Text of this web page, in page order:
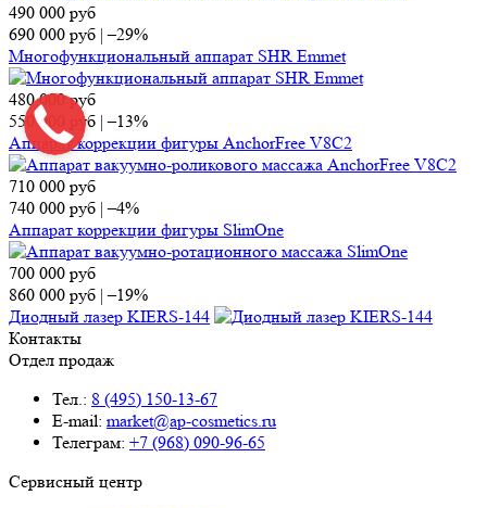
490 000 руб
690 000 руб |–29%
Многофункциональный аппарат SHR Emmet
480 000руб
550 000
руб |–13%
Аппарат коррекции фигуры AnchorFree V8C2
710 000 руб
740 000 руб |–4%
Аппарат коррекции фигуры SlimOne
700 000 руб
860 000 руб |–19%
Диодный лазер KIERS-144
Контакты
Отдел продаж
Тел.: 8 (495) 150-13-67
E-mail: market@ap-cosmetics.ru
Телеграм: +7 (968) 090-96-65
Сервисный центр